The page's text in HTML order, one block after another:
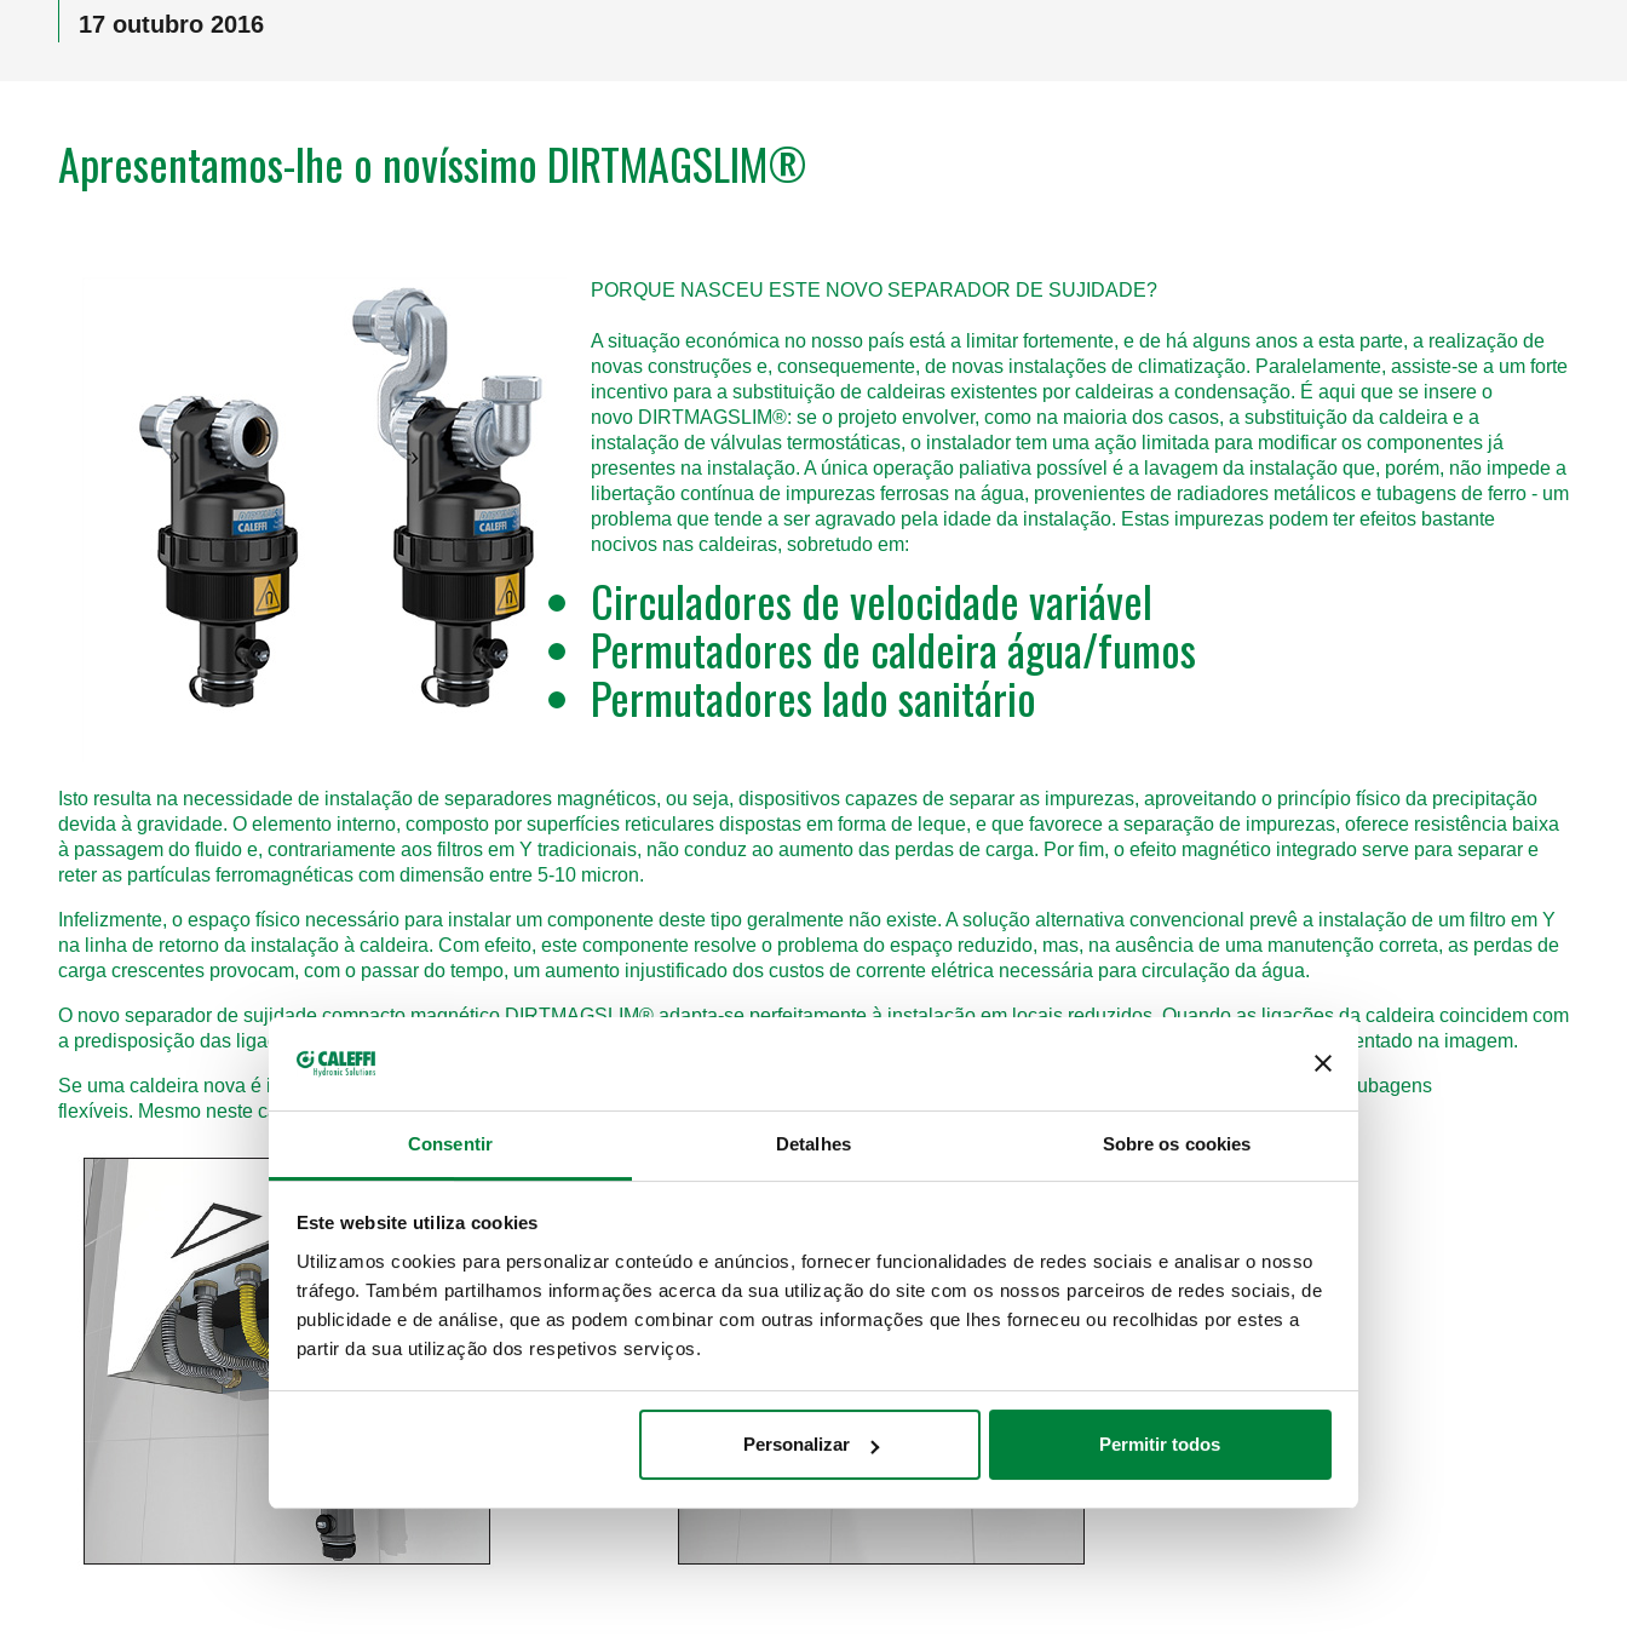
Consentir Detalhes Sobre os cookies
Este website utiliza cookies
Utilizamos cookies para personalizar conteúdo e anúncios, fornecer funcionalidades de redes sociais e analisar o nosso
tráfego. Também partilhamos informações acerca da sua utilização do site com os nossos parceiros de redes sociais, de
publicidade e de análise, que as podem combinar com outras informações que lhes forneceu ou recolhidas por estes a
partir da sua utilização dos respetivos serviços.
Personalizar Permitir todos
17 outubro 2016
Apresentamos-lhe o novíssimo DIRTMAGSLIM®
PORQUE NASCEU ESTE NOVO SEPARADOR DE SUJIDADE?
A situação económica no nosso país está a limitar fortemente, e de há alguns anos a esta parte, a realização de
novas construções e, consequemente, de novas instalações de climatização. Paralelamente, assiste-se a um forte
incentivo para a substituição de caldeiras existentes por caldeiras a condensação. É aqui que se insere o
novo DIRTMAGSLIM®: se o projeto envolver, como na maioria dos casos, a substituição da caldeira e a
instalação de válvulas termostáticas, o instalador tem uma ação limitada para modificar os componentes já
presentes na instalação. A única operação paliativa possível é a lavagem da instalação que, porém, não impede a
libertação contínua de impurezas ferrosas na água, provenientes de radiadores metálicos e tubagens de ferro - um
problema que tende a ser agravado pela idade da instalação. Estas impurezas podem ter efeitos bastante
nocivos nas caldeiras, sobretudo em:
Circuladores de velocidade variável
Permutadores de caldeira água/fumos
Permutadores lado sanitário
Isto resulta na necessidade de instalação de separadores magnéticos, ou seja, dispositivos capazes de separar as impurezas, aproveitando o princípio físico da precipitação
devida à gravidade. O elemento interno, composto por superfícies reticulares dispostas em forma de leque, e que favorece a separação de impurezas, oferece resistência baixa
à passagem do fluido e, contrariamente aos filtros em Y tradicionais, não conduz ao aumento das perdas de carga. Por fim, o efeito magnético integrado serve para separar e
reter as partículas ferromagnéticas com dimensão entre 5-10 micron.
Infelizmente, o espaço físico necessário para instalar um componente deste tipo geralmente não existe. A solução alternativa convencional prevê a instalação de um filtro em Y
na linha de retorno da instalação à caldeira. Com efeito, este componente resolve o problema do espaço reduzido, mas, na ausência de uma manutenção correta, as perdas de
carga crescentes provocam, com o passar do tempo, um aumento injustificado dos custos de corrente elétrica necessária para circulação da água.
O novo separador de sujidade compacto magnético DIRTMAGSLIM® adapta-se perfeitamente à instalação em locais reduzidos. Quando as ligações da caldeira coincidem com
a predisposição das ligações à parede - um caso muito raro nas reabilitações, mas típico das novas instalações - as mesmas são feitas do modo representado na imagem.
Se uma caldeira nova é instalada no lugar da existente, a configuração das ligações será seguramente diferente: as ligações são efetuadas através de tubagens
flexíveis. Mesmo neste caso, o separador de sujidade DIRTMAGSLIM® garante uma instalação otimizada.